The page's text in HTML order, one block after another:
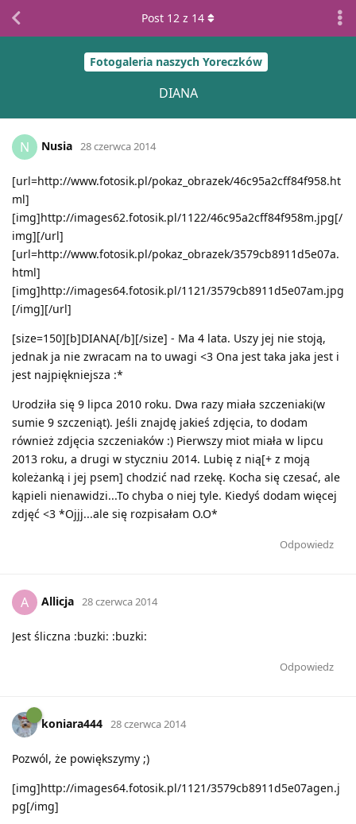
Fotogaleria naszych Yoreczków
DIANA
Post 12 z 14
N Nusia 28 czerwca 2014
[url=http://www.fotosik.pl/pokaz_obrazek/46c95a2cff84f958.ht
ml]
[img]http://images62.fotosik.pl/1122/46c95a2cff84f958m.jpg[/
img][/url]
[url=http://www.fotosik.pl/pokaz_obrazek/3579cb8911d5e07a.
html]
[img]http://images64.fotosik.pl/1121/3579cb8911d5e07am.jpg
[/img][/url]
[size=150][b]DIANA[/b][/size] - Ma 4 lata. Uszy jej nie stoją,
jednak ja nie zwracam na to uwagi <3 Ona jest taka jaka jest i
jest najpiękniejsza :*
Urodziła się 9 lipca 2010 roku. Dwa razy miała szczeniaki(w
sumie 9 szczeniąt). Jeśli znajdę jakieś zdjęcia, to dodam
również zdjęcia szczeniaków :) Pierwszy miot miała w lipcu
2013 roku, a drugi w styczniu 2014. Lubię z nią[+ z moją
koleżanką i jej psem] chodzić nad rzekę. Kocha się czesać, ale
kąpieli nienawidzi...To chyba o niej tyle. Kiedyś dodam więcej
zdjęć <3 *Ojjj...ale się rozpisałam O.O*
Odpowiedz
A Allicja 28 czerwca 2014
Jest śliczna :buzki: :buzki:
Odpowiedz
koniara444 28 czerwca 2014
Pozwól, że powiększymy ;)
[img]http://images64.fotosik.pl/1121/3579cb8911d5e07agen.j
pg[/img]